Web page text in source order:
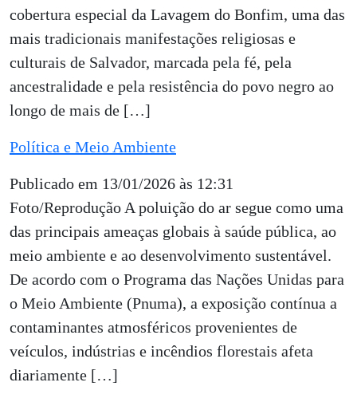
cobertura especial da Lavagem do Bonfim, uma das
mais tradicionais manifestações religiosas e
culturais de Salvador, marcada pela fé, pela
ancestralidade e pela resistência do povo negro ao
longo de mais de […]
Política e Meio Ambiente
Publicado em 13/01/2026 às 12:31
Foto/Reprodução A poluição do ar segue como uma
das principais ameaças globais à saúde pública, ao
meio ambiente e ao desenvolvimento sustentável.
De acordo com o Programa das Nações Unidas para
o Meio Ambiente (Pnuma), a exposição contínua a
contaminantes atmosféricos provenientes de
veículos, indústrias e incêndios florestais afeta
diariamente […]